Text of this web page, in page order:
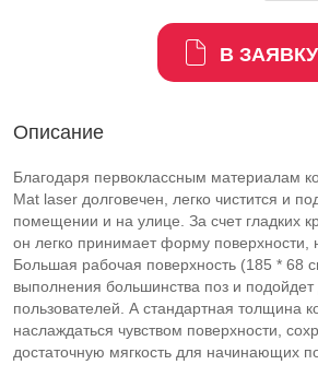
В ЗАЯВКУ
Описание
Благодаря первоклассным материалам
Mat laser долговечен, легко чистится и
помещении и на улице. За счет гладких
он легко принимает форму поверхности,
Большая рабочая поверхность (185 * 68
выполнения большинства поз и подойдет
пользователей. А стандартная толщина
наслаждаться чувством поверхности,
достаточную мягкость для начинающих